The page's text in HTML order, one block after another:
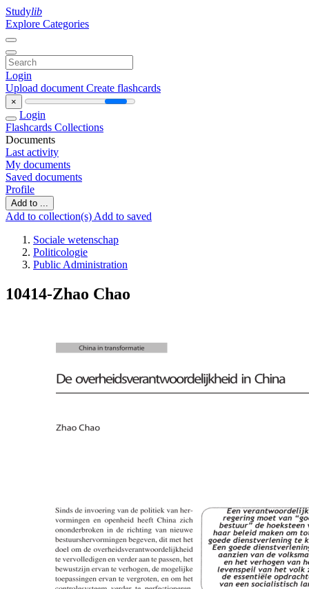
Studylib
Explore Categories
Login
Upload document Create flashcards
×
Login
Flashcards Collections
Documents
Last activity
My documents
Saved documents
Profile
Add to ...
Add to collection(s) Add to saved
Sociale wetenschap
Politicologie
Public Administration
10414-Zhao Chao